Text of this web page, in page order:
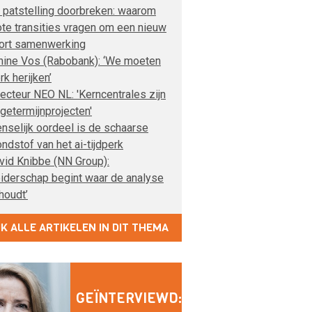
patstelling doorbreken: waarom
transities vragen om een nieuw
samenwerking
Vos (Rabobank): ‘We moeten
herijken’
NEO NL: 'Kerncentrales zijn
oordeel is de schaarse
van het ai-tijdperk
Knibbe (NN Group):
begint waar de analyse
ALLE ARTIKELEN IN DIT THEMA
GEÏNTERVIEWD: